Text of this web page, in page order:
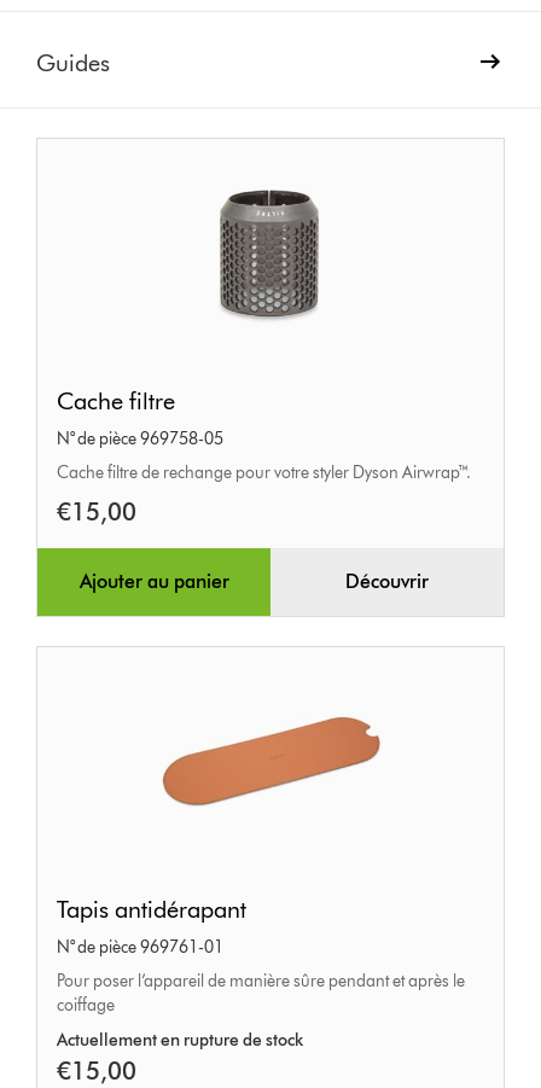
Guides
filtre
Cache filtre
N° de pièce 969758-05
Cache filtre de rechange pour votre styler Dyson Airwrap™.
€15,00
Ajouter au panier Découvrir
antidérapant
Tapis antidérapant
N° de pièce 969761-01
Pour poser l’appareil de manière sûre pendant et après le
coiffage
Actuellement en rupture de stock
€15,00